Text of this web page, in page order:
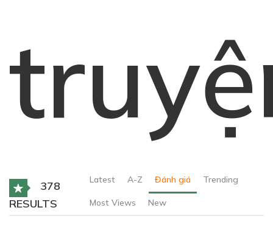
378
RESULTS
Latest A-Z Đánh giá Trending
Most Views New